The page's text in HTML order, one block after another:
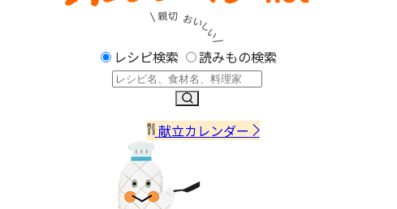
レシピ検索 読みもの検索
献立カレンダー